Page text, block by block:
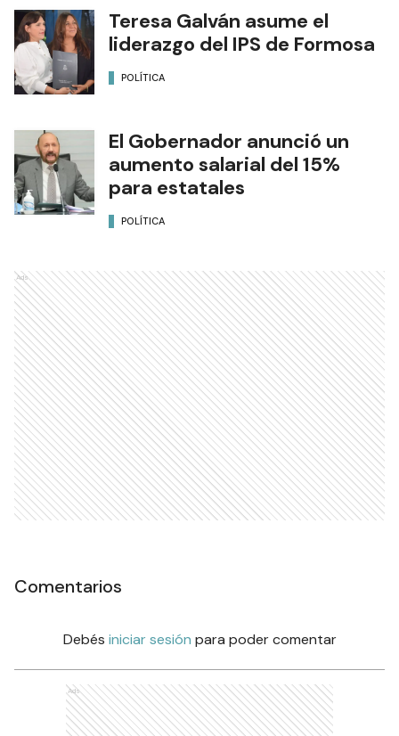
Teresa Galván asume el
liderazgo del IPS de Formosa
POLÍTICA
El Gobernador anunció un
aumento salarial del 15%
para estatales
POLÍTICA
Ads
Comentarios
Debés iniciar sesión para poder comentar
Ads